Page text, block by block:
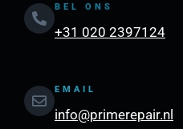
BEL ONS
+31 020 2397124
EMAIL
info@primerepair.nl